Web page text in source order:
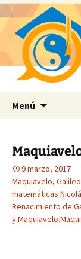
Menú
9 marzo, 2017
Maquiavelo,
matemáticas
Renacimiento de
y